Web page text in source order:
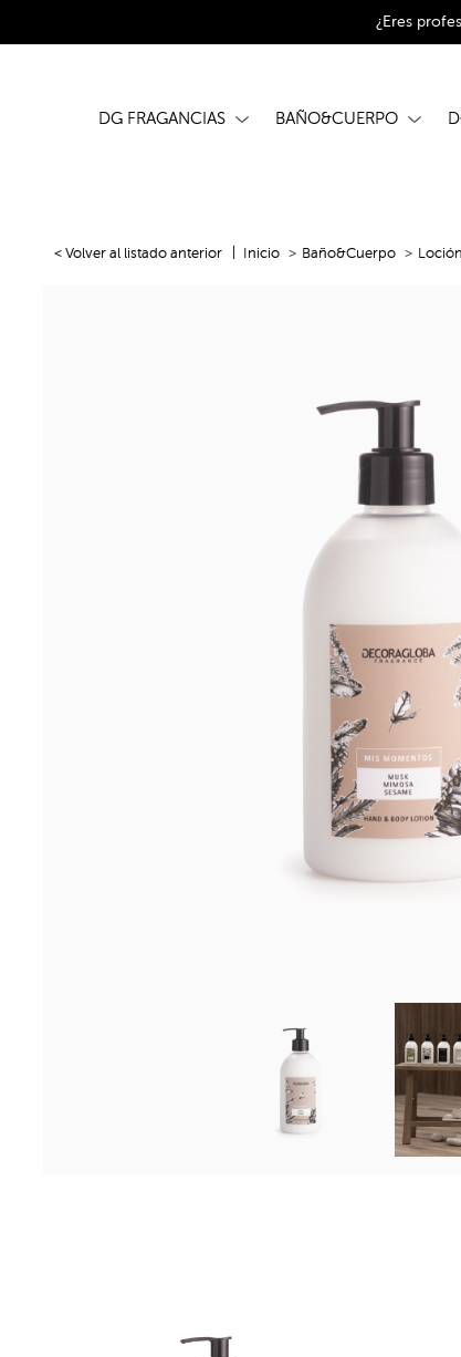
¿Eres
DG FRAGANCIAS BAÑO&CUERPO
< Volver al listado anterior Inicio Baño&Cuerpo